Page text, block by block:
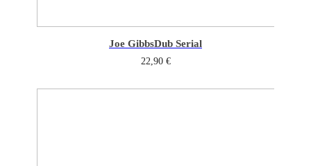
Joe GibbsDub Serial
22,90 €